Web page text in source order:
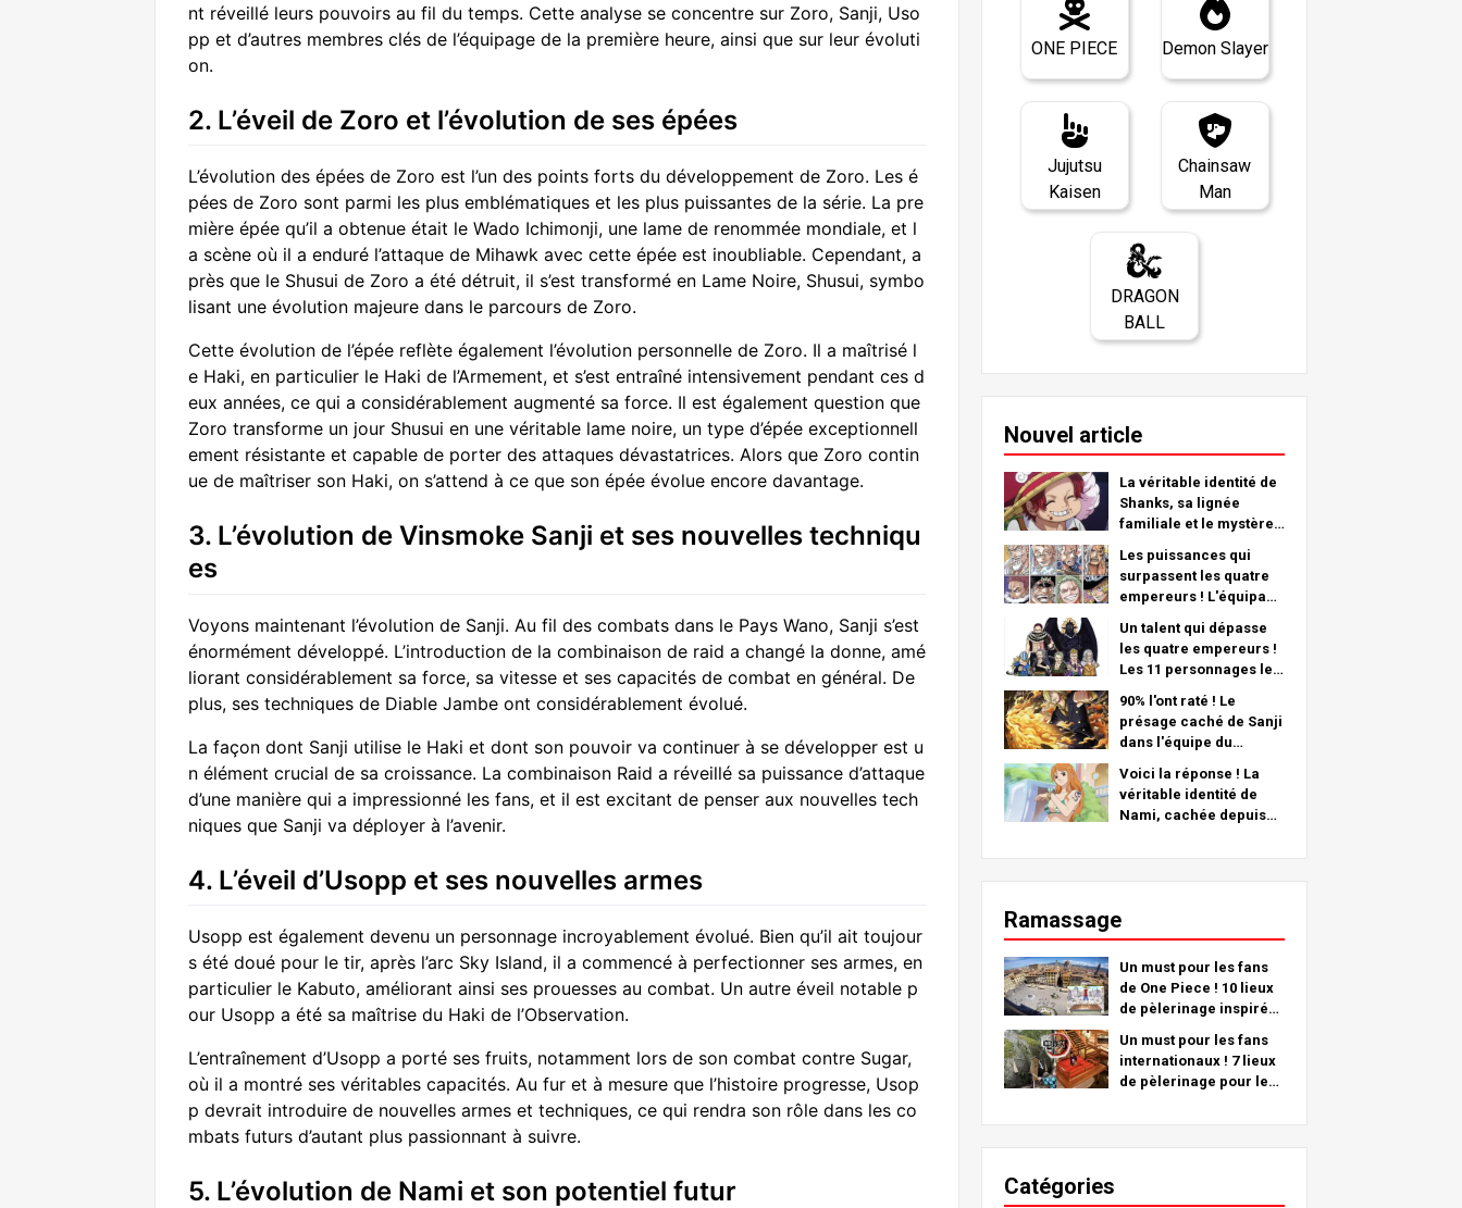
nt réveillé leurs pouvoirs au fil du temps. Cette analyse se concentre sur Zoro, Sanji, Uso
pp et d’autres membres clés de l’équipage de la première heure, ainsi que sur leur évoluti
on.
2. L’éveil de Zoro et l’évolution de ses épées
L’évolution des épées de Zoro est l’un des points forts du développement de Zoro. Les é
pées de Zoro sont parmi les plus emblématiques et les plus puissantes de la série. La pre
mière épée qu’il a obtenue était le Wado Ichimonji, une lame de renommée mondiale, et l
a scène où il a enduré l’attaque de Mihawk avec cette épée est inoubliable. Cependant, a
près que le Shusui de Zoro a été détruit, il s’est transformé en Lame Noire, Shusui, symbo
lisant une évolution majeure dans le parcours de Zoro.
Cette évolution de l’épée reflète également l’évolution personnelle de Zoro. Il a maîtrisé l
e Haki, en particulier le Haki de l’Armement, et s’est entraîné intensivement pendant ces d
eux années, ce qui a considérablement augmenté sa force. Il est également question que
Zoro transforme un jour Shusui en une véritable lame noire, un type d’épée exceptionnell
ement résistante et capable de porter des attaques dévastatrices. Alors que Zoro contin
ue de maîtriser son Haki, on s’attend à ce que son épée évolue encore davantage.
3. L’évolution de Vinsmoke Sanji et ses nouvelles techniqu
es
Voyons maintenant l’évolution de Sanji. Au fil des combats dans le Pays Wano, Sanji s’est
énormément développé. L’introduction de la combinaison de raid a changé la donne, amé
liorant considérablement sa force, sa vitesse et ses capacités de combat en général. De
plus, ses techniques de Diable Jambe ont considérablement évolué.
La façon dont Sanji utilise le Haki et dont son pouvoir va continuer à se développer est u
n élément crucial de sa croissance. La combinaison Raid a réveillé sa puissance d’attaque
d’une manière qui a impressionné les fans, et il est excitant de penser aux nouvelles tech
niques que Sanji va déployer à l’avenir.
4. L’éveil d’Usopp et ses nouvelles armes
Usopp est également devenu un personnage incroyablement évolué. Bien qu’il ait toujour
s été doué pour le tir, après l’arc Sky Island, il a commencé à perfectionner ses armes, en
particulier le Kabuto, améliorant ainsi ses prouesses au combat. Un autre éveil notable p
our Usopp a été sa maîtrise du Haki de l’Observation.
L’entraînement d’Usopp a porté ses fruits, notamment lors de son combat contre Sugar,
où il a montré ses véritables capacités. Au fur et à mesure que l’histoire progresse, Usop
p devrait introduire de nouvelles armes et techniques, ce qui rendra son rôle dans les co
mbats futurs d’autant plus passionnant à suivre.
5. L’évolution de Nami et son potentiel futur
ONE PIECE Demon Slayer
Jujutsu
Kaisen
Chainsaw
Man
DRAGON
BALL
Nouvel article
La véritable identité de
Shanks, sa lignée
familiale et le mystère
Une analyse
approfondie du dernier
chapitre !
Les puissances qui
surpassent les quatre
empereurs ! L'équipage
classement le plus fort
TOP 11 (du 5ème au
1er)
Un talent qui dépasse
les quatre empereurs !
Les 11 personnages les
pirate n°2 (de la 11e à la
6e place)
90% l'ont raté ! Le
présage caché de Sanji
dans l'équipe du
Voici la réponse ! La
véritable identité de
Nami, cachée depuis
Ramassage
Un must pour les fans
de One Piece ! 10 lieux
de pèlerinage inspirés
entier !
Un must pour les fans
internationaux ! 7 lieux
de pèlerinage pour les
Catégories